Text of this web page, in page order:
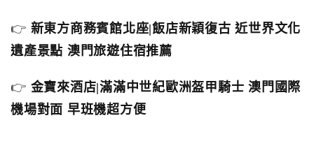
👉 新東方商務賓館北座|飯店新穎復古 近世界文化
遺產景點 澳門旅遊住宿推薦
👉 金寶來酒店|滿滿中世紀歐洲盔甲騎士 澳門國際
機場對面 早班機超方便